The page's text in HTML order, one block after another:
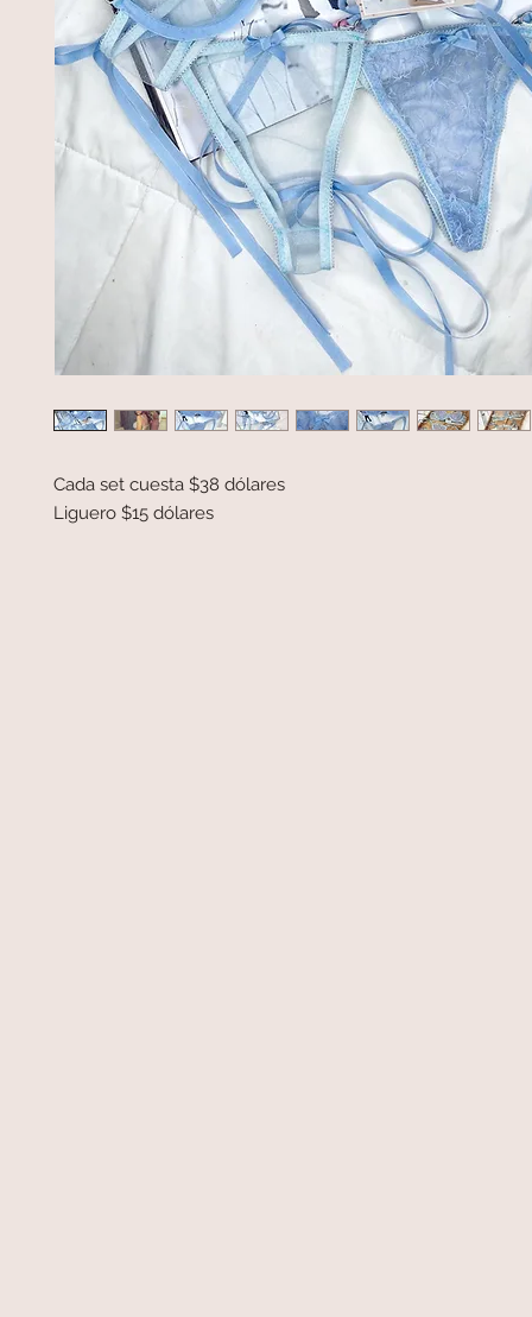
Cada set cuesta $38 dólares
Liguero $15 dólares